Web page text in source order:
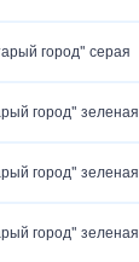
город" серая
город" зеленая
город" зеленая
город" зеленая